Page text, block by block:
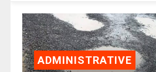
ADMINISTRATIVE